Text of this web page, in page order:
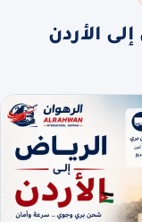
الأردن